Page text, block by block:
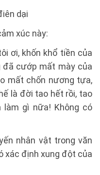
dại
xúc này:
ơi, khốn khổ tiền của
đã cướp mất mày của
mất chốn nương tựa,
là đời tao hết rồi, tao
làm gì nữa! Không có
nhân vật trong văn
xác định xung đột của